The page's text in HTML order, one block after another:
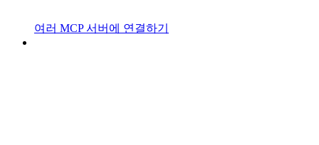
여러 MCP 서버에 연결하기